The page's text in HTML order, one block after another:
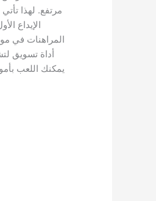
الإيداع
المراهنات في
أداة تسويق
يمكنك اللعب